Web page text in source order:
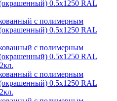
0.5x1250 RAL
с полимерным
0.5x1250 RAL
с полимерным
0.5x1250 RAL
с полимерным
0.5x1250 RAL